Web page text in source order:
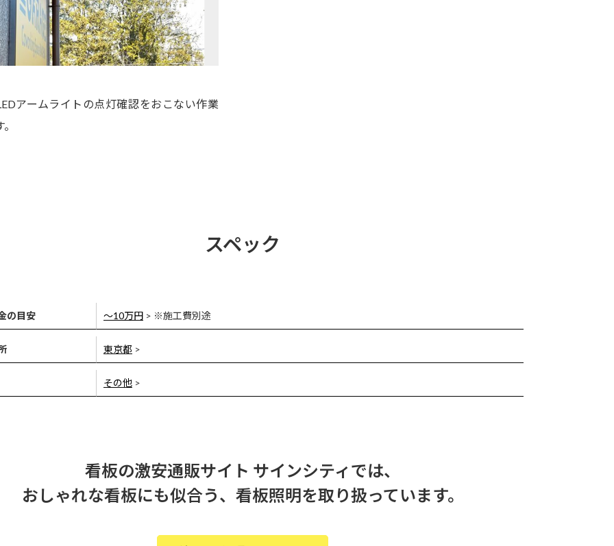
アームライトの点灯確認をおこない作業
スペック
の目安 〜10万円 > ※施工費別途
東京都 >
その他 >
看板の激安通販サイト サインシティでは、
おしゃれな看板にも似合う、看板照明を取り扱っています。